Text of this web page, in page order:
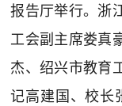
报告厅举行。浙
工会副主席娄真
杰、绍兴市教育
记高建国、校长